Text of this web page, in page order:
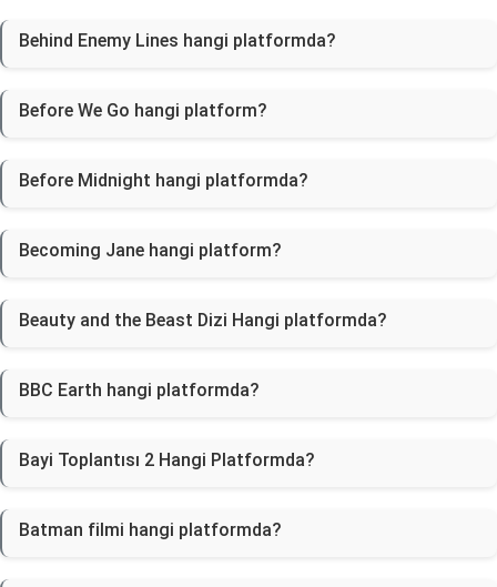
Behind Enemy Lines hangi platformda?
Before We Go hangi platform?
Before Midnight hangi platformda?
Becoming Jane hangi platform?
Beauty and the Beast Dizi Hangi platformda?
BBC Earth hangi platformda?
Bayi Toplantısı 2 Hangi Platformda?
Batman filmi hangi platformda?